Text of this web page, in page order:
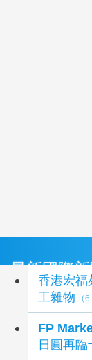
最新國際
香港宏福苑
工雜物
(6
FP
日圓再臨